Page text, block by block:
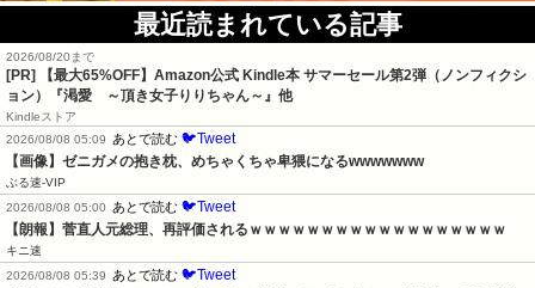
最近読まれている記事
2026/08/20まで
[PR]
【最大65%OFF】Amazon公式 Kindle本 サマーセール第2弾（ノンフィクシ
ョン）『渇愛 ～頂き女子りりちゃん～』他
Kindleストア
2026/08/08 05:09
あとで読む 🐦Tweet
【画像】ゼニガメの抱き枕、めちゃくちゃ卑猥になるwwwwwww
ぶる速-VIP
2026/08/08 05:00
あとで読む 🐦Tweet
【朗報】菅直人元総理、再評価されるｗｗｗｗｗｗｗｗｗｗｗｗｗｗｗｗｗｗ
キニ速
2026/08/08 05:39
あとで読む 🐦Tweet